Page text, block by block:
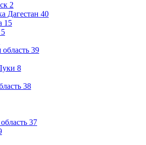
2
Дагестан 40
15
5
область 39
8
38
37